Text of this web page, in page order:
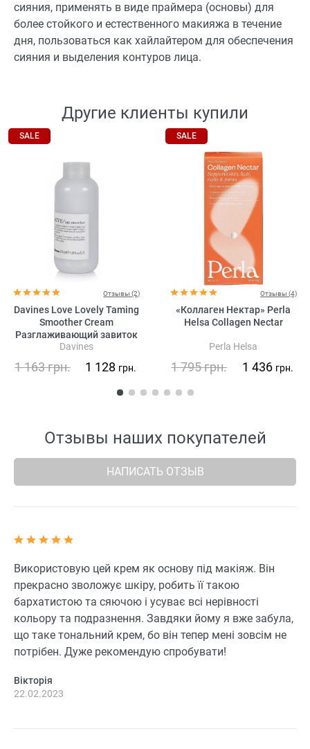
сияния, применять в виде праймера (основы) для
более стойкого и естественного макияжа в течение
дня, пользоваться как хайлайтером для обеспечения
сияния и выделения контуров лица.
Другие клиенты купили
SALE
Отзывы (2)
Davines Love Lovely Taming
Smoother Cream
Разглаживающий завиток
крем для волос
Davines
1 163грн. 1 128 грн.
SALE
Отзывы (4)
«Коллаген Нектар» Perla
Helsa Collagen Nectar
Perla Helsa
1 795грн. 1 436 грн.
Отзывы наших покупателей
НАПИСАТЬ ОТЗЫВ
Використовую цей крем як основу під макіяж. Він
прекрасно зволожує шкіру, робить її такою
бархатистою та сяючою і усуває всі нерівності
кольору та подразнення. Завдяки йому я вже забула,
що таке тональний крем, бо він тепер мені зовсім не
потрібен. Дуже рекомендую спробувати!
Вікторія
22.02.2023